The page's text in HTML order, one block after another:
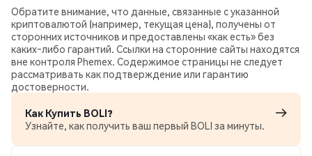
Обратите внимание, что данные, связанные с указанной
криптовалютой (например, текущая цена), получены от
сторонних источников и предоставлены «как есть» без
каких‑либо гарантий. Ссылки на сторонние сайты находятся
вне контроля Phemex. Содержимое страницы не следует
рассматривать как подтверждение или гарантию
достоверности.
Как Купить BOLI?
Узнайте, как получить ваш первый BOLI за минуты.